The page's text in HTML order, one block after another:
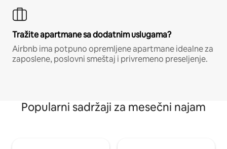
Tražite apartmane sa dodatnim uslugama?
Airbnb ima potpuno opremljene apartmane idealne za
zaposlene, poslovni smeštaj i privremeno preseljenje.
Popularni sadržaji za mesečni najam